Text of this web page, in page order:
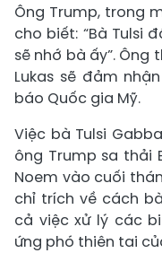
Ông Trump, trong
cho biết: “Bà Tulsi
sẽ nhớ bà ấy”.
Lukas sẽ đảm
báo Quốc gia Mỹ.
Việc bà Tulsi
ông Trump sa thải
Noem vào cuối
chỉ trích về cách
cả việc xử lý các
ứng phó thiên tai